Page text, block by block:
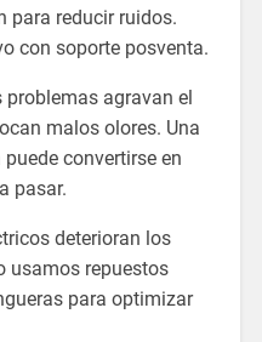
para reducir ruidos.
con soporte posventa.
agravan el
malos olores. Una
convertirse en
pasar.
deterioran los
usamos repuestos
para optimizar